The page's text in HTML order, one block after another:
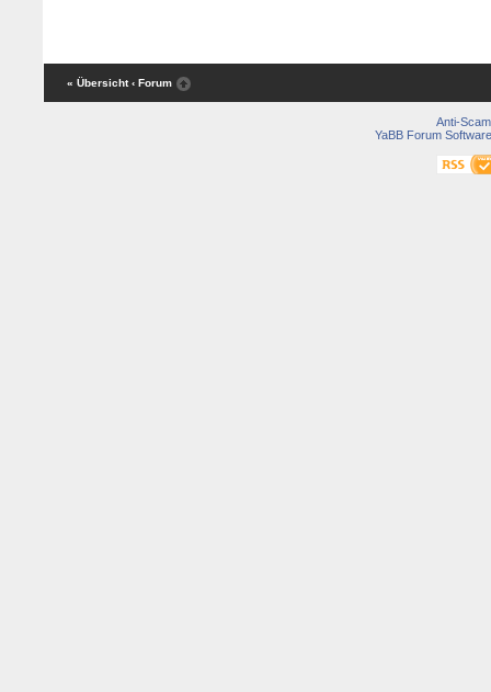
« Übersicht ‹ Forum
Anti-Scam
YaBB Forum Software